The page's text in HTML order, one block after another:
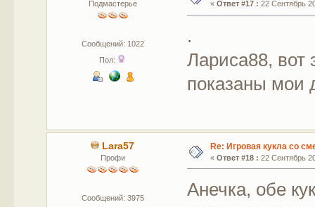
Подмастерье
Сообщений: 1022
Пол:
« Ответ #17 : 22 Сентябрь
.
Лариса88, вот
показаны мои
Lara57
Профи
Сообщений: 3975
Re: Игровая кукла со
« Ответ #18 : 22 Сентябрь
Анечка, обе